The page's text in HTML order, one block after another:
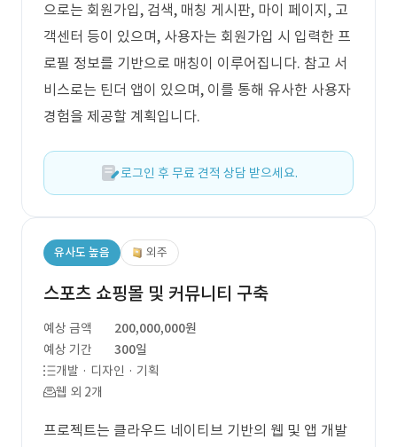
으로는 회원가입, 검색, 매칭 게시판, 마이 페이지, 고
객센터 등이 있으며, 사용자는 회원가입 시 입력한 프
로필 정보를 기반으로 매칭이 이루어집니다. 참고 서
비스로는 틴더 앱이 있으며, 이를 통해 유사한 사용자
경험을 제공할 계획입니다.
로그인 후 무료 견적 상담 받으세요.
유사도 높음 외주
스포츠 쇼핑몰 및 커뮤니티 구축
예상 금액
200,000,000원
예상 기간
300일
개발 · 디자인 · 기획
웹 외 2개
프로젝트는 클라우드 네이티브 기반의 웹 및 앱 개발